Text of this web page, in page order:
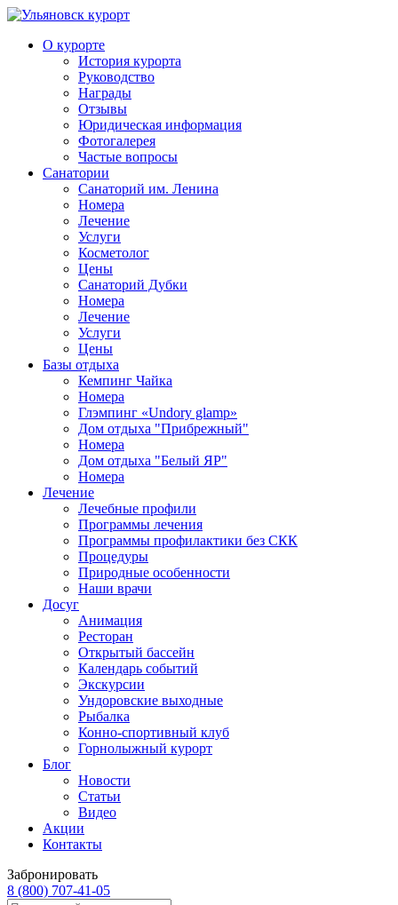
О курорте
История курорта
Руководство
Награды
Отзывы
Юридическая информация
Фотогалерея
Частые вопросы
Санатории
Санаторий им. Ленина
Номера
Лечение
Услуги
Косметолог
Цены
Санаторий Дубки
Номера
Лечение
Услуги
Цены
Базы отдыха
Кемпинг Чайка
Номера
Глэмпинг «Undory glamp»
Дом отдыха "Прибрежный"
Номера
Дом отдыха "Белый ЯР"
Номера
Лечение
Лечебные профили
Программы лечения
Программы профилактики без СКК
Процедуры
Природные особенности
Наши врачи
Досуг
Анимация
Ресторан
Открытый бассейн
Календарь событий
Экскурсии
Ундоровские выходные
Рыбалка
Конно-спортивный клуб
Горнолыжный курорт
Блог
Новости
Статьи
Видео
Акции
Контакты
Забронировать
8 (800) 707‑41‑05